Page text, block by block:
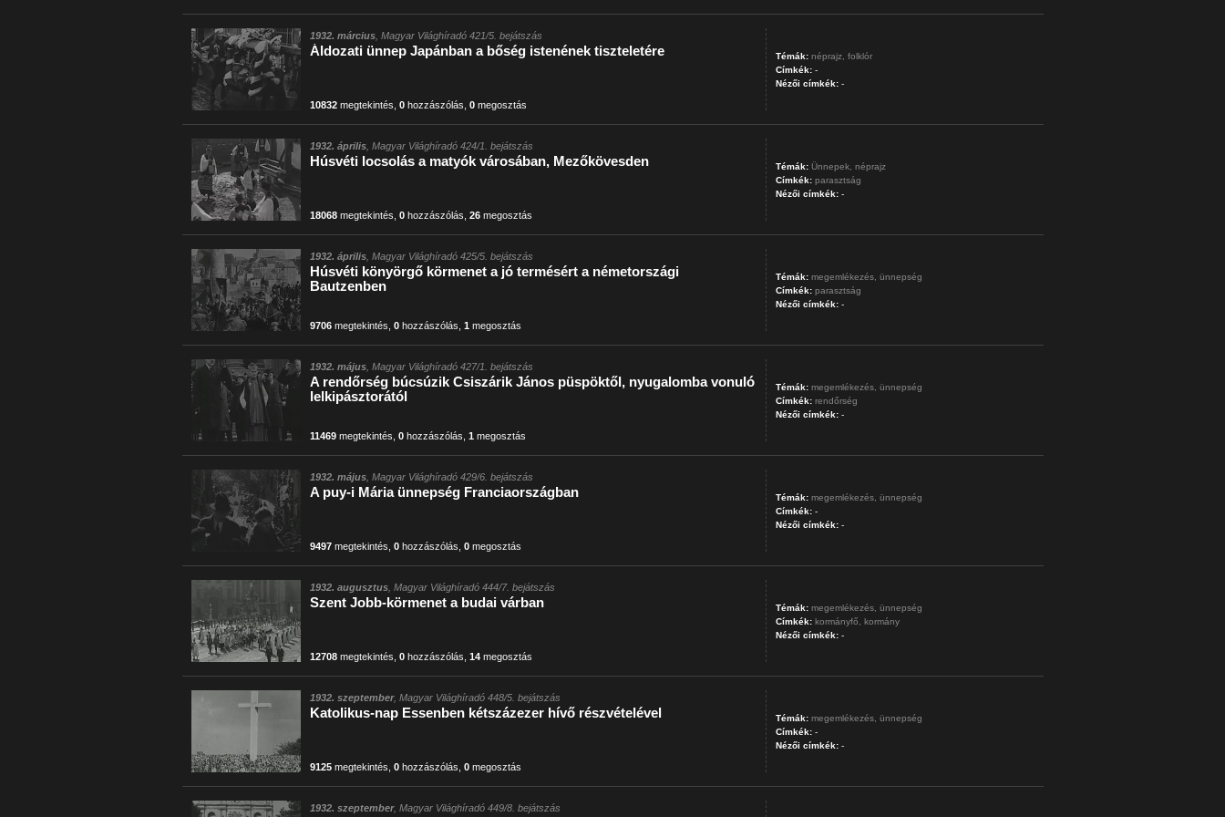
1932. március, Magyar Világhíradó 421/5. bejátszás
Áldozati ünnep Japánban a bőség istenének tiszteletére
10832megtekintés 0hozzászólás 0megosztás
Témák: néprajz, folklór
Címkék:-
Nézői címkék:-
1932. április, Magyar Világhíradó 424/1. bejátszás
Húsvéti locsolás a matyók városában, Mezőkövesden
18068megtekintés 0hozzászólás 26megosztás
Témák: Ünnepek, néprajz
Címkék: parasztság
Nézői címkék:-
1932. április, Magyar Világhíradó 425/5. bejátszás
Húsvéti könyörgő körmenet a jó termésért a németországi
Bautzenben
9706megtekintés 0hozzászólás 1 megosztás
Témák: megemlékezés, ünnepség
Címkék: parasztság
Nézői címkék:-
1932. május, Magyar Világhíradó 427/1. bejátszás
A rendőrség búcsúzik Csiszárik János püspöktől, nyugalomba vonuló
lelkipásztorától
11469megtekintés 0hozzászólás 1 megosztás
Témák: megemlékezés, ünnepség
Címkék: rendőrség
Nézői címkék:-
1932. május, Magyar Világhíradó 429/6. bejátszás
A puy-i Mária ünnepség Franciaországban
9497megtekintés 0hozzászólás 0megosztás
Témák: megemlékezés, ünnepség
Címkék:-
Nézői címkék:-
1932. augusztus, Magyar Világhíradó 444/7. bejátszás
Szent Jobb-körmenet a budai várban
12708megtekintés 0hozzászólás 14megosztás
Témák: megemlékezés, ünnepség
Címkék: kormányfő,
kormány
Nézői címkék:-
1932. szeptember, Magyar Világhíradó 448/5. bejátszás
Katolikus-nap Essenben kétszázezer hívő részvételével
9125megtekintés 0hozzászólás 0megosztás
Témák: megemlékezés, ünnepség
Címkék:-
Nézői címkék:-
1932. szeptember, Magyar Világhíradó 449/8. bejátszás